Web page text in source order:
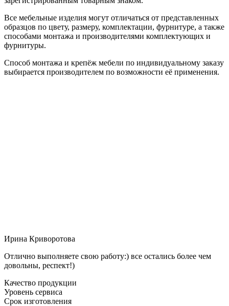
Все мебельные изделия могут отличаться от представленных
образцов по цвету, размеру, комплектации, фурнитуре, а также
способами монтажа и производителями комплектующих и
фурнитуры.
Способ монтажа и крепёж мебели по индивидуальному заказу
выбирается производителем по возможности её применения.
Ирина Криворотова
Отлично выполняете свою работу:) все остались более чем
довольны, респект!)
Качество продукции
Уровень сервиса
Срок изготовления